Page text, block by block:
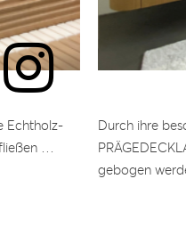
Echtholz-
…
Durch ihre
gebogen